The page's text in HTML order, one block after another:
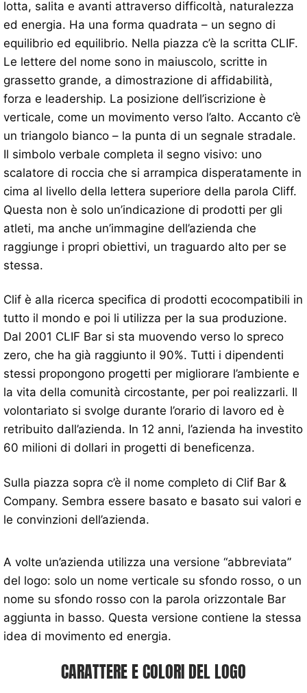
lotta, salita e avanti attraverso difficoltà, naturalezza
ed energia. Ha una forma quadrata – un segno di
equilibrio ed equilibrio. Nella piazza c’è la scritta CLIF.
Le lettere del nome sono in maiuscolo, scritte in
grassetto grande, a dimostrazione di affidabilità,
forza e leadership. La posizione dell’iscrizione è
verticale, come un movimento verso l’alto. Accanto c’è
un triangolo bianco – la punta di un segnale stradale.
Il simbolo verbale completa il segno visivo: uno
scalatore di roccia che si arrampica disperatamente in
cima al livello della lettera superiore della parola Cliff.
Questa non è solo un’indicazione di prodotti per gli
atleti, ma anche un’immagine dell’azienda che
raggiunge i propri obiettivi, un traguardo alto per se
stessa.
Clif è alla ricerca specifica di prodotti ecocompatibili in
tutto il mondo e poi li utilizza per la sua produzione.
Dal 2001 CLIF Bar si sta muovendo verso lo spreco
zero, che ha già raggiunto il 90%. Tutti i dipendenti
stessi propongono progetti per migliorare l’ambiente e
la vita della comunità circostante, per poi realizzarli. Il
volontariato si svolge durante l’orario di lavoro ed è
retribuito dall’azienda. In 12 anni, l’azienda ha investito
60 milioni di dollari in progetti di beneficenza.
Sulla piazza sopra c’è il nome completo di Clif Bar &
Company. Sembra essere basato e basato sui valori e
le convinzioni dell’azienda.
A volte un’azienda utilizza una versione “abbreviata”
del logo: solo un nome verticale su sfondo rosso, o un
nome su sfondo rosso con la parola orizzontale Bar
aggiunta in basso. Questa versione contiene la stessa
idea di movimento ed energia.
CARATTERE E COLORI DEL LOGO